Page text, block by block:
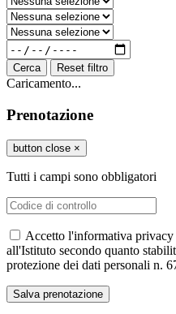
Cerca Reset filtro
Caricamento...
Prenotazione
button close ×
Tutti i campi sono obbligatori
Accetto l'informativa
all'Istituto secondo quanto
protezione dei dati personali n.